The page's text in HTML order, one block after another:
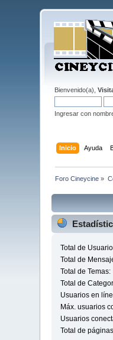
Bienvenido(a),
Ingresar con
Inicio Ayuda
Foro Cineycine »
Total de
Total de
Total de Temas:
Total de
Usuarios en
Máx. usuarios
Usuarios
Total de